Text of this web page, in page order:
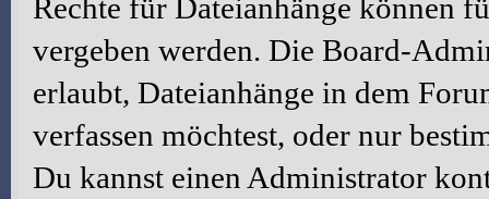
Rechte für Dateianhänge können
vergeben werden. Die Board-
erlaubt, Dateianhänge in dem
verfassen möchtest, oder nur
Du kannst einen Administrator